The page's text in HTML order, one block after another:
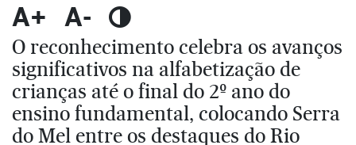
A+ A-
O reconhecimento celebra os avanços
significativos na alfabetização de
crianças até o final do 2º ano do
ensino fundamental, colocando Serra
do Mel entre os destaques do Rio